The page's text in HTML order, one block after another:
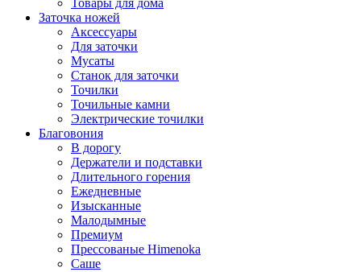
Товары для дома
Заточка ножей
Аксессуары
Для заточки
Мусаты
Станок для заточки
Точилки
Точильные камни
Электрические точилки
Благовония
В дорогу
Держатели и подставки
Длительного горения
Ежедневные
Изысканные
Малодымные
Премиум
Прессованые Himenoka
Саше